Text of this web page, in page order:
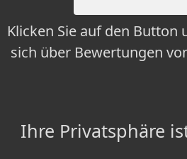
Klicken Sie auf den Button
sich über Bewertungen
Ihre Privatsphäre